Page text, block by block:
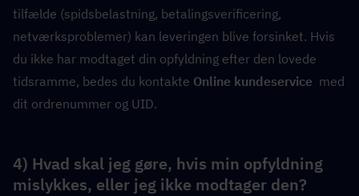
tilfælde (spidsbelastning, betalingsverificering,
netværksproblemer) kan leveringen blive forsinket. Hvis
du ikke har modtaget din opfyldning efter den lovede
tidsramme, bedes du kontakte Online kundeservice
  med
dit ordrenummer og UID.
4) Hvad skal jeg gøre, hvis min opfyldning
mislykkes, eller jeg ikke modtager den?